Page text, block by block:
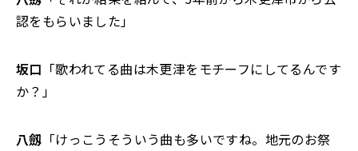
認をもらいました」
坂口 「歌われてる曲は木更津をモチーフにしてるんです
か？」
八劔 「けっこうそういう曲も多いですね。地元のお祭